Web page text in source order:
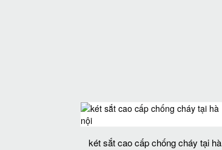
két sắt cao cấp chống cháy tại hà